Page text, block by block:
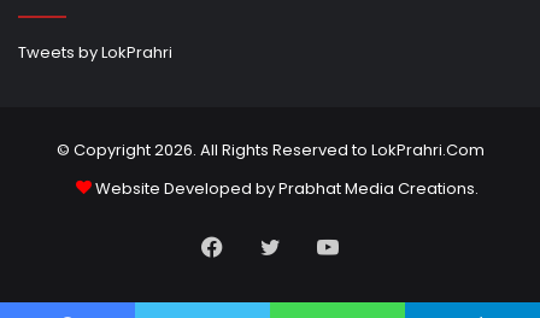
Tweets by LokPrahri
© Copyright 2026. All Rights Reserved to LokPrahri.Com
Website Developed byPrabhat Media Creations.
Facebook
TwitterYouTube